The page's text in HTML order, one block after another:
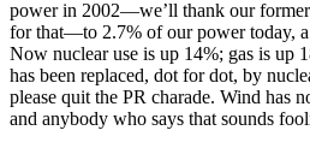
power in 2002—we’ll thank our
for that—to 2.7% of our power today,
Now nuclear use is up 14%; gas is up
has been replaced, dot for dot, by
please quit the PR charade. Wind has
and anybody who says that sounds